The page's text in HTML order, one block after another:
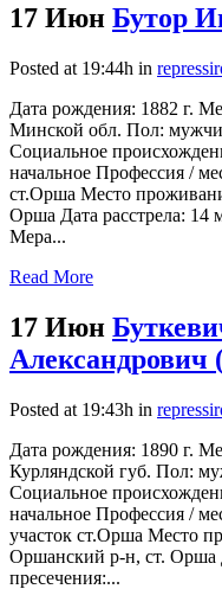
17 Июн Бутор
Posted at 19:44h in
Дата рождения: 1882 г.
Минской обл. Пол:
Социальное
начальное Профессия /
ст.Орша Место
Орша Дата расстрела: 14
Мера...
Read More
17 Июн
Александрович
Posted at 19:43h in
Дата рождения: 1890 г.
Курляндской губ. Пол:
Социальное
начальное Профессия /
участок ст.Орша Место
Оршанский р-н, ст. Орша
пресечения:...